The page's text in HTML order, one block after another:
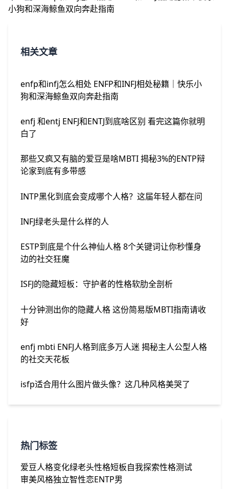
小狗和深海鲸鱼双向奔赴指南
相关文章
enfp和infj怎么相处 ENFP和INFJ相处秘籍｜快乐小
狗和深海鲸鱼双向奔赴指南
enfj 和entj ENFJ和ENTJ到底啥区别 看完这篇你就明
白了
那些又疯又有脑的爱豆是啥MBTI 揭秘3%的ENTP辩
论家到底有多带感
INTP黑化到底会变成哪个人格？这届年轻人都在问
INFJ绿老头是什么样的人
ESTP到底是个什么神仙人格 8个关键词让你秒懂身
边的社交狂魔
ISFJ的隐藏短板：守护者的性格软肋全剖析
十分钟测出你的隐藏人格 这份简易版MBTI指南请收
好
enfj mbti ENFJ人格到底多万人迷 揭秘主人公型人格
的社交天花板
isfp适合用什么图片做头像？这几种风格美哭了
热门标签
爱豆人格变化绿老头性格短板自我探索性格测试
审美风格独立智性恋ENTP男